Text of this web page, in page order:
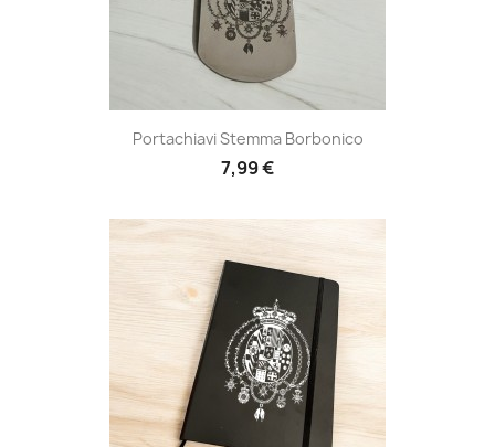
Portachiavi Stemma Borbonico
7,99 €